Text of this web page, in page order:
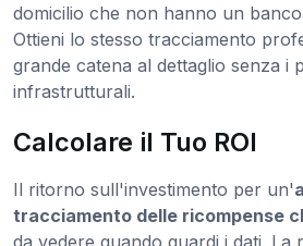
domicilio che non hanno un
Ottieni lo stesso tracciamento
grande catena al dettaglio senza i
infrastrutturali.
Calcolare il Tuo ROI
Il ritorno sull'investimento per un'
tracciamento delle ricompense